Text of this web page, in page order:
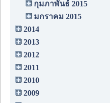
กุมภาพันธ์ 2015
มกราคม 2015
2014
2013
2012
2011
2010
2009